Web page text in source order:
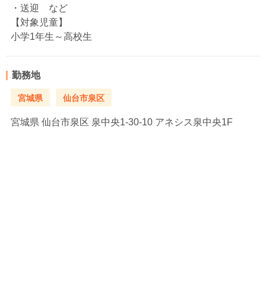
・送迎 など
【対象児童】
小学1年生～高校生
勤務地
宮城県 仙台市泉区
宮城県 仙台市泉区 泉中央1-30-10 アネシス泉中央1F